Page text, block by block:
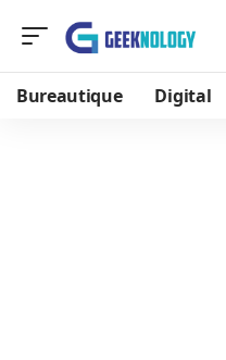
Bureautique Digital